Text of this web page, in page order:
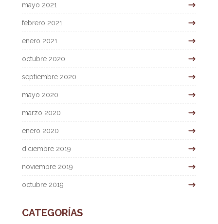
mayo 2021
febrero 2021
enero 2021
octubre 2020
septiembre 2020
mayo 2020
marzo 2020
enero 2020
diciembre 2019
noviembre 2019
octubre 2019
CATEGORÍAS